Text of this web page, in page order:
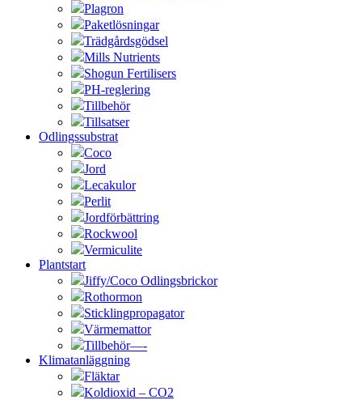
Plagron
Paketlösningar
Trädgårdsgödsel
Mills Nutrients
Shogun Fertilisers
PH-reglering
Tillbehör
Tillsatser
Odlingssubstrat
Coco
Jord
Lecakulor
Perlit
Jordförbättring
Rockwool
Vermiculite
Plantstart
Jiffy/Coco Odlingsbrickor
Rothormon
Sticklingpropagator
Värmemattor
Tillbehör—-
Klimatanläggning
Fläktar
Koldioxid – CO2